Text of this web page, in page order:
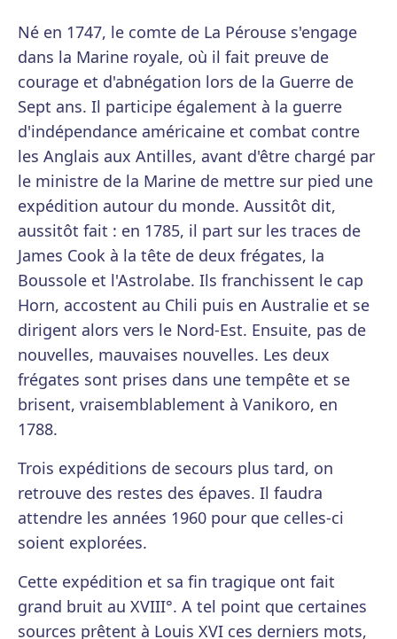
Né en 1747, le comte de La Pérouse s'engage
dans la Marine royale, où il fait preuve de
courage et d'abnégation lors de la Guerre de
Sept ans. Il participe également à la guerre
d'indépendance américaine et combat contre
les Anglais aux Antilles, avant d'être chargé par
le ministre de la Marine de mettre sur pied une
expédition autour du monde. Aussitôt dit,
aussitôt fait : en 1785, il part sur les traces de
James Cook à la tête de deux frégates, la
Boussole et l'Astrolabe. Ils franchissent le cap
Horn, accostent au Chili puis en Australie et se
dirigent alors vers le Nord-Est. Ensuite, pas de
nouvelles, mauvaises nouvelles. Les deux
frégates sont prises dans une tempête et se
brisent, vraisemblablement à Vanikoro, en
1788.
Trois expéditions de secours plus tard, on
retrouve des restes des épaves. Il faudra
attendre les années 1960 pour que celles-ci
soient explorées.
Cette expédition et sa fin tragique ont fait
grand bruit au XVIII°. A tel point que certaines
sources prêtent à Louis XVI ces derniers mots,